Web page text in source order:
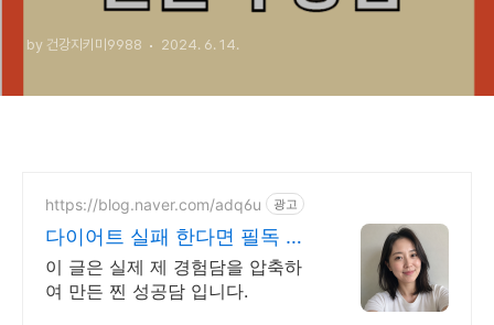
by 건강지키미9988 2024. 6. 14.
https://blog.naver.com/adq6u 광고
다이어트 실패 한다면 필독 다
이어터 김아연
이 글은 실제 제 경험담을 압축하
여 만든 찐 성공담 입니다.